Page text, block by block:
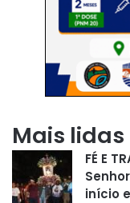
Mais lidas
FÉ E
início